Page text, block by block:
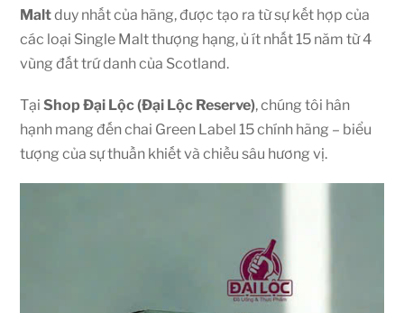
Maltduy nhất của hãng, được tạo ra từ sự kết hợp của
các loại Single Malt thượng hạng, ủ ít nhất 15 năm từ 4
vùng đất trứ danh của Scotland.
TạiShop Đại Lộc (Đại Lộc Reserve), chúng tôi hân
hạnh mang đến chai Green Label 15 chính hãng – biểu
tượng của sự thuần khiết và chiều sâu hương vị.